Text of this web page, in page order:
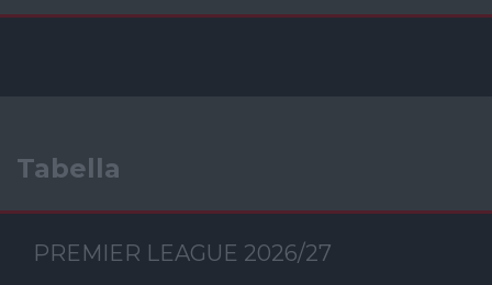
Tabella
PREMIER LEAGUE 2026/27